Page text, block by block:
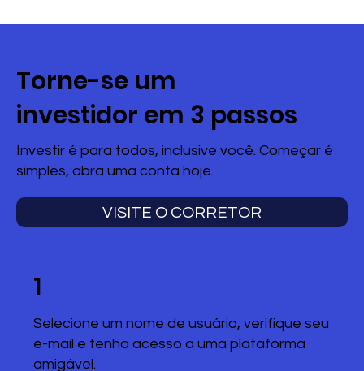
Torne-se um
investidor em 3 passos
Investir é para todos, inclusive você. Começar é
simples, abra uma conta hoje.
VISITE O CORRETOR
1
Selecione um nome de usuário, verifique seu
e-mail e tenha acesso a uma plataforma
amigável.